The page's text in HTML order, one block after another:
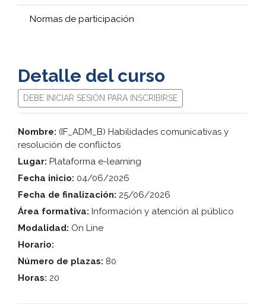
Normas de participación
Detalle del curso
DEBE INICIAR SESIÓN PARA INSCRIBIRSE
Nombre: (IF_ADM_B) Habilidades comunicativas y
resolución de conflictos
Lugar: Plataforma e-learning
Fecha inicio: 04/06/2026
Fecha de finalización: 25/06/2026
Área formativa: Información y atención al público
Modalidad: On Line
Horario:
Número de plazas: 80
Horas: 20